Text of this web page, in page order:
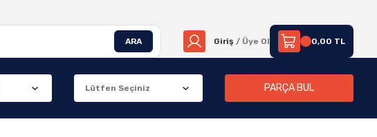
ARA Giriş / Üye Ol 0,00 TL
PARÇA BUL